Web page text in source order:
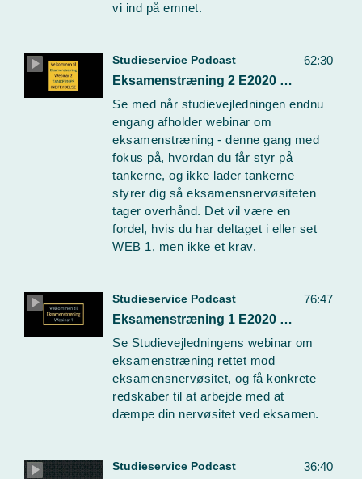
vi ind på emnet.
62:30
Studieservice Podcast
Eksamenstræning 2 E2020 Webinar
Se med når studievejledningen endnu
engang afholder webinar om
eksamenstræning - denne gang med
fokus på, hvordan du får styr på
tankerne, og ikke lader tankerne
styrer dig så eksamensnervøsiteten
tager overhånd. Det vil være en
fordel, hvis du har deltaget i eller set
WEB 1, men ikke et krav.
76:47
Studieservice Podcast
Eksamenstræning 1 E2020 Webinar
Se Studievejledningens webinar om
eksamenstræning rettet mod
eksamensnervøsitet, og få konkrete
redskaber til at arbejde med at
dæmpe din nervøsitet ved eksamen.
36:40
Studieservice Podcast